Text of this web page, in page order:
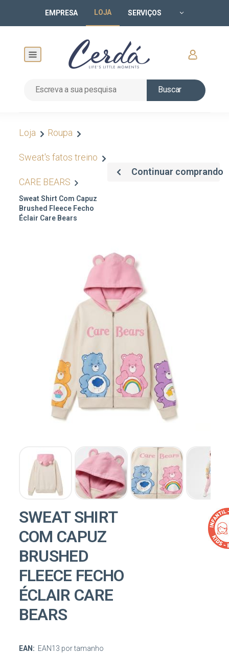
EMPRESA LOJA SERVIÇOS
Buscar
Loja Roupa
Sweat's fatos treino
CARE BEARS
Sweat Shirt Com Capuz
Brushed Fleece Fecho
Éclair Care Bears
Continuar comprando
SWEAT SHIRT
COM CAPUZ
BRUSHED
FLEECE FECHO
ÉCLAIR CARE
BEARS
EAN: EAN13 por tamanho